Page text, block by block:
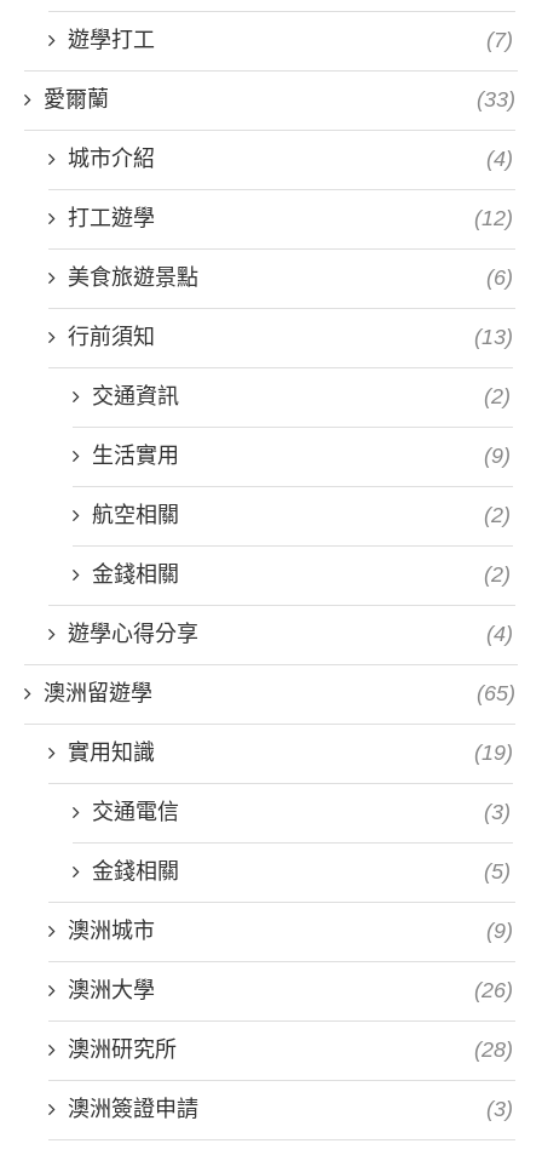
遊學打工 (7)
愛爾蘭 (33)
城市介紹 (4)
打工遊學 (12)
美食旅遊景點 (6)
行前須知 (13)
交通資訊 (2)
生活實用 (9)
航空相關 (2)
金錢相關 (2)
遊學心得分享 (4)
澳洲留遊學 (65)
實用知識 (19)
交通電信 (3)
金錢相關 (5)
澳洲城市 (9)
澳洲大學 (26)
澳洲研究所 (28)
澳洲簽證申請 (3)